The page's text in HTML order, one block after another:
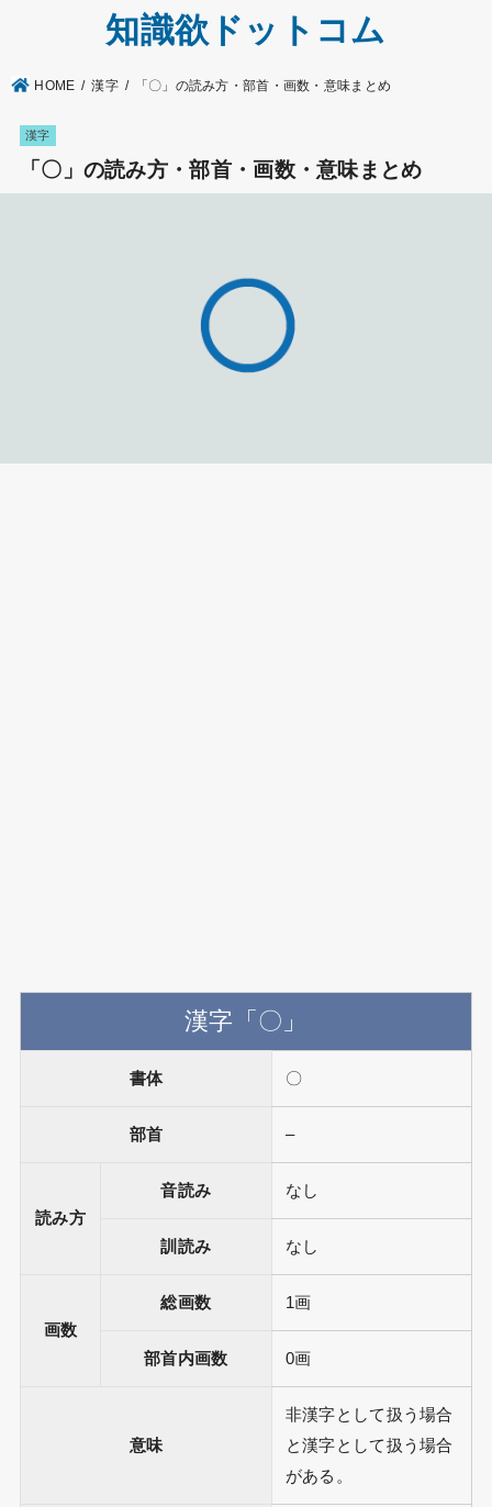
知識欲ドットコム
HOME 漢字 「〇」の読み方・部首・画数・意味まとめ
漢字
「〇」の読み方・部首・画数・意味まとめ
漢字「〇」
書体 〇
部首 –
読み方
音読み なし
訓読み なし
画数
総画数 1画
部首内画数 0画
意味
非漢字として扱う場合
と漢字として扱う場合
がある。